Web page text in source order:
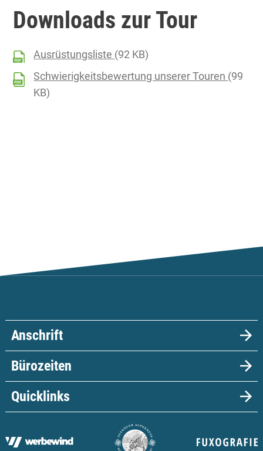
Downloads zur Tour
Ausrüstungsliste (92 KB)
Schwierigkeitsbewertung unserer Touren (99
KB)
Anschrift
Bürozeiten
Quicklinks